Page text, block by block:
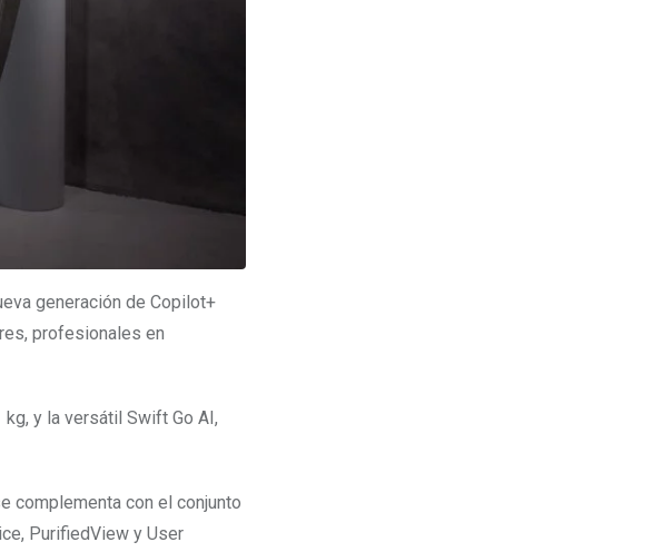
generación de Copilot+
profesionales en
y la versátil Swift Go AI,
complementa con el conjunto
PurifiedView y User